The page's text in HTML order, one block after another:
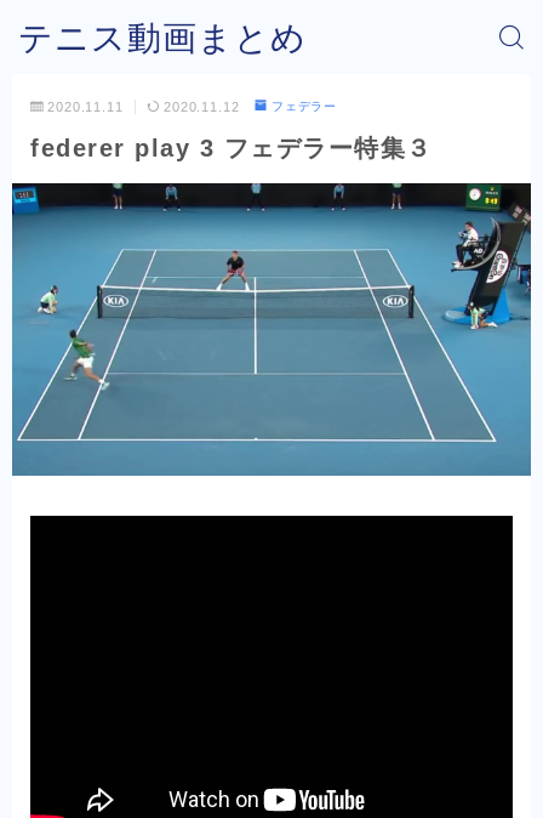
テニス動画まとめ
2020.11.11 2020.11.12 フェデラー
federer play 3 フェデラー特集３